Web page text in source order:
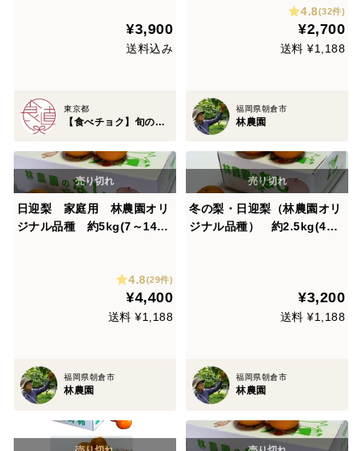
¥3,900
送料込み
東京都
【食べチョク】旬の食べ比べ便
4.8(32件)
¥2,700
送料 ¥1,188
福岡県朝倉市
林農園
日迎梨 家庭用 林農園オリ
ジナル品種 約5kg(7～14
4.8(29件)
¥4,400
送料 ¥1,188
福岡県朝倉市
林農園
冬の梨・日迎梨（林農園オリ
ジナル品種） 約2.5kg(4～7
¥3,200
送料 ¥1,188
福岡県朝倉市
林農園